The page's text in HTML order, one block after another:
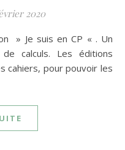
2020
calculs. Les éditions
cahiers, pour pouvoir les